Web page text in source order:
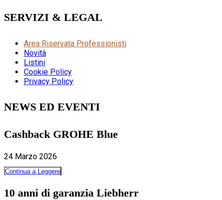
SERVIZI & LEGAL
Area Riservata Professionisti
Novità
Listini
Cookie Policy
Privacy Policy
NEWS ED EVENTI
Cashback GROHE Blue
24 Marzo 2026
Continua a Leggere
10 anni di garanzia Liebherr